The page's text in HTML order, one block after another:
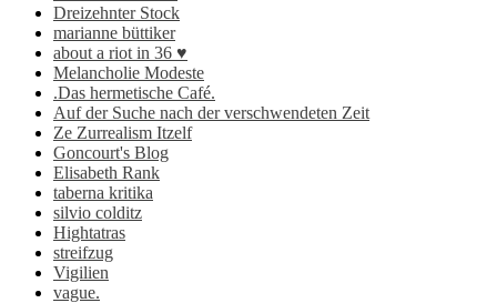
Dreizehnter Stock
marianne büttiker
about a riot in 36 ♥
Melancholie Modeste
.Das hermetische Café.
Auf der Suche nach der verschwendeten Zeit
Ze Zurrealism Itzelf
Goncourt's Blog
Elisabeth Rank
taberna kritika
silvio colditz
Hightatras
streifzug
Vigilien
vague.